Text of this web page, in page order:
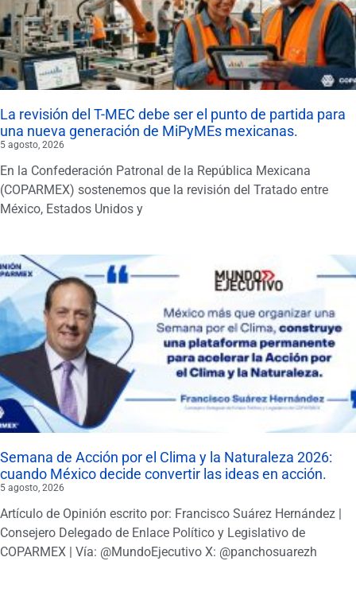
La revisión del T-MEC debe ser el punto de partida para
una nueva generación de MiPyMEs mexicanas.
5 agosto, 2026
En la Confederación Patronal de la República Mexicana
(COPARMEX) sostenemos que la revisión del Tratado entre
México, Estados Unidos y
Semana de Acción por el Clima y la Naturaleza 2026:
cuando México decide convertir las ideas en acción.
5 agosto, 2026
Artículo de Opinión escrito por: Francisco Suárez Hernández |
Consejero Delegado de Enlace Político y Legislativo de
COPARMEX | Vía: @MundoEjecutivo X: @panchosuarezh